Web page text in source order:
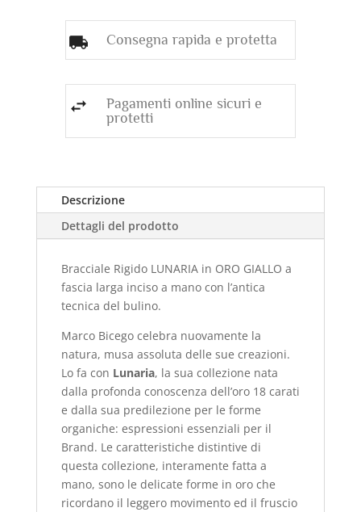
Consegna rapida e protetta
Pagamenti online sicuri e
protetti
Descrizione
Dettagli del prodotto
Bracciale Rigido LUNARIA in ORO GIALLO a
fascia larga inciso a mano con l’antica
tecnica del bulino.
Marco Bicego celebra nuovamente la
natura, musa assoluta delle sue creazioni.
Lo fa con Lunaria, la sua collezione nata
dalla profonda conoscenza dell’oro 18 carati
e dalla sua predilezione per le forme
organiche: espressioni essenziali per il
Brand. Le caratteristiche distintive di
questa collezione, interamente fatta a
mano, sono le delicate forme in oro che
ricordano il leggero movimento ed il fruscio